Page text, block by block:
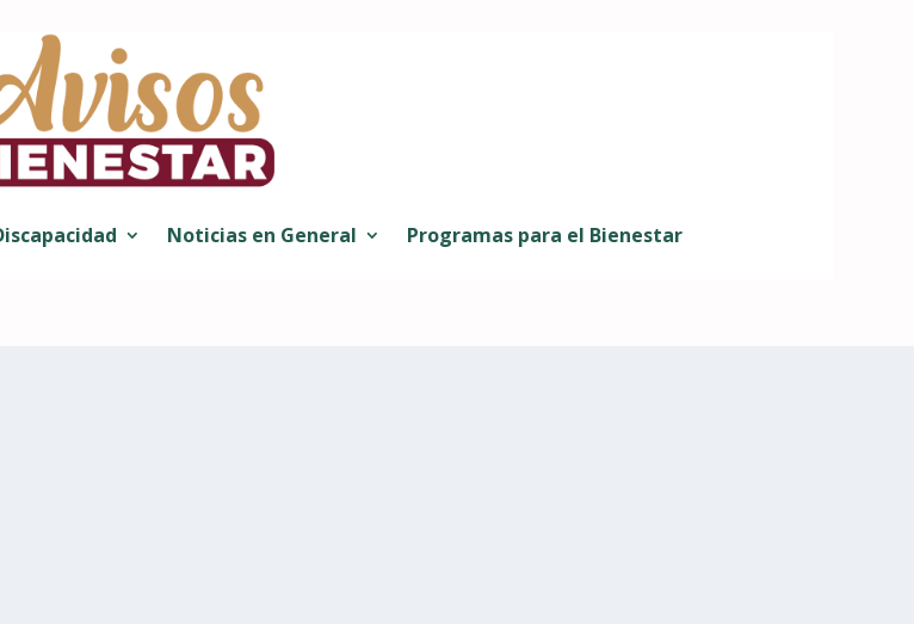
Noticias en General Programas para el Bienestar